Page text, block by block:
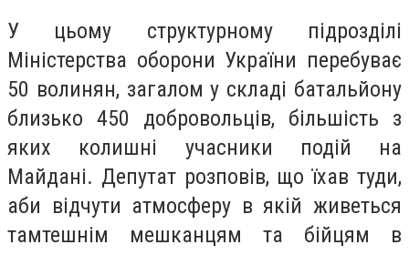
У цьому структурному підрозділі
Міністерства оборони України перебуває
50 волинян, загалом у складі батальйону
близько 450 добровольців, більшість з
яких колишні учасники подій на
Майдані. Депутат розповів, що їхав туди,
аби відчути атмосферу в якій живеться
тамтешнім мешканцям та бійцям в